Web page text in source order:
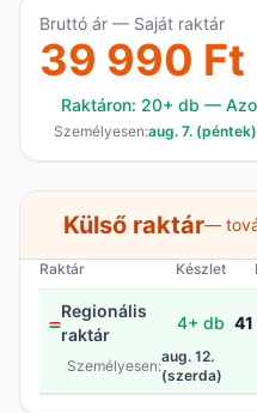
Bruttó ár — Saját raktár
39 990 Ft
Raktáron: 20+ db —
Személyesen:aug. 7. (péntek)
Külső raktár—
Raktár Készlet
Regionális
raktár
4+ db
Személyesen:
aug. 12.
(szerda)